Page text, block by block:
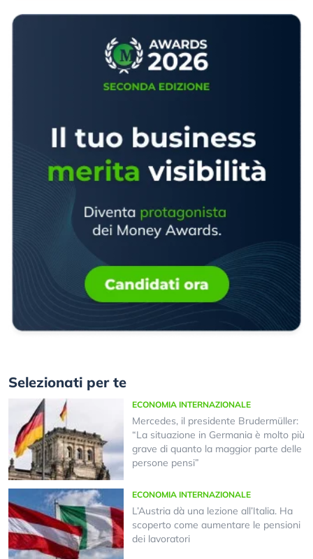
Selezionati per te
ECONOMIA INTERNAZIONALE
Mercedes, il presidente Brudermüller:
“La situazione in Germania è molto più
grave di quanto la maggior parte delle
persone pensi”
ECONOMIA INTERNAZIONALE
L’Austria dà una lezione all’Italia. Ha
scoperto come aumentare le pensioni
dei lavoratori